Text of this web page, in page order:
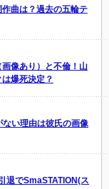
曲は？過去の五輪テ
画像あり）と不倫！山
爆死決定？
ない理由は彼氏の画像
退でSmaSTATION(ス